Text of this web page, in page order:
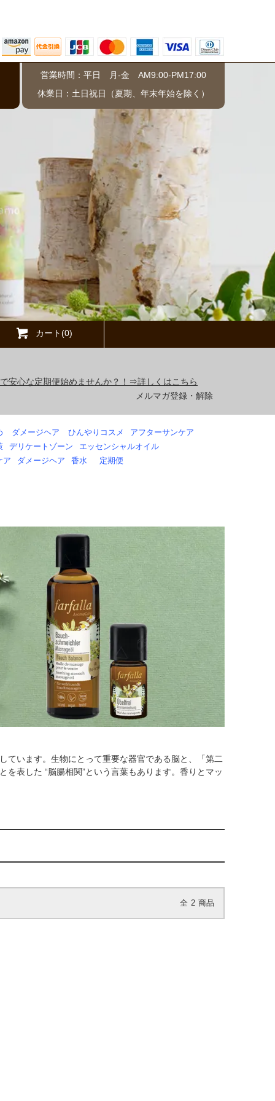
営業時間：平日 月-金 AM9:00-PM17:00
休業日：土日祝日（夏期、年末年始を除く）
カート(0)
安心な定期便始めませんか？！⇒詳しくはこちら
メルマガ登録・解除
ダメージヘア ひんやりコスメ
アフターサンケア
デリケートゾーン
エッセンシャルオイル
ア
ダメージヘア 香水 定期便
ています。生物にとって重要な器官である脳と、「第二
表した “脳腸相関”という言葉もあります。香りとマッ
全 2 商品